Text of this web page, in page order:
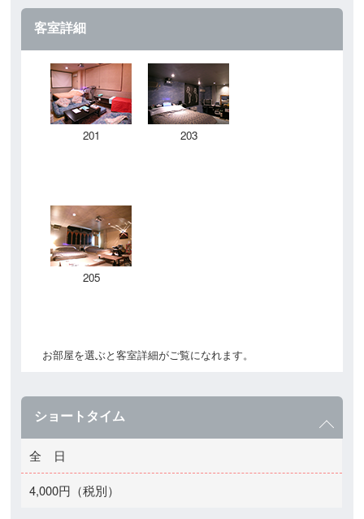
客室詳細
201 203
205
お部屋を選ぶと客室詳細がご覧になれます。
ショートタイム
全 日
4,000円（税別）